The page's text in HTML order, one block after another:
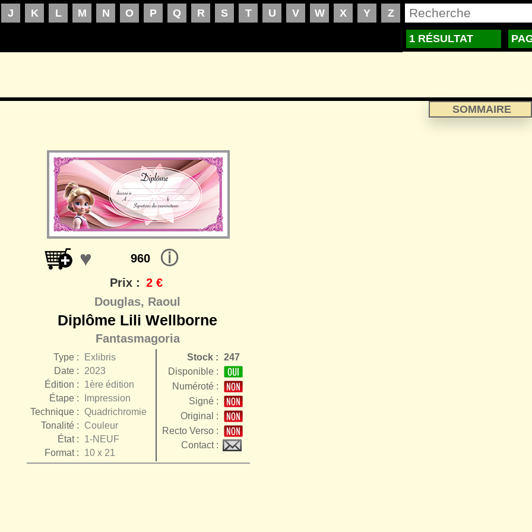
SOMMAIRE
1 RÉSULTAT
♥ 960 ⓘ
Prix : 2 €
Douglas, Raoul
Diplôme Lili Wellborne
Fantasmagoria
Type :
Exlibris
Date :
2023
Édition :
1ère édition
Étape :
Impression
Technique : Quadrichromie
Tonalité :
Couleur
État :
1-NEUF
Format :
10 x 21
Stock : 247
Disponible :
Numéroté :
Signé :
Original :
Recto Verso :
Contact :